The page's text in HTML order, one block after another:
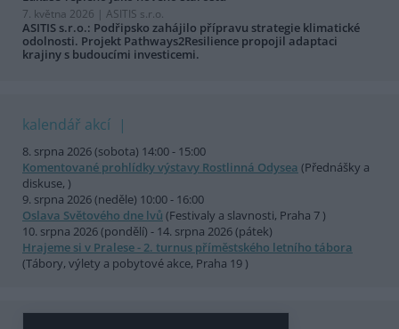
7. května 2026 | ASITIS s.r.o.
ASITIS s.r.o.: Podřipsko zahájilo přípravu strategie klimatické
odolnosti. Projekt Pathways2Resilience propojil adaptaci
krajiny s budoucími investicemi.
kalendář akcí
8. srpna 2026 (sobota) 14:00 - 15:00
Komentované prohlídky výstavy Rostlinná Odysea (Přednášky a
diskuse, )
9. srpna 2026 (neděle) 10:00 - 16:00
Oslava Světového dne lvů (Festivaly a slavnosti, Praha 7 )
10. srpna 2026 (pondělí) - 14. srpna 2026 (pátek)
Hrajeme si v Pralese - 2. turnus příměstského letního tábora
(Tábory, výlety a pobytové akce, Praha 19 )